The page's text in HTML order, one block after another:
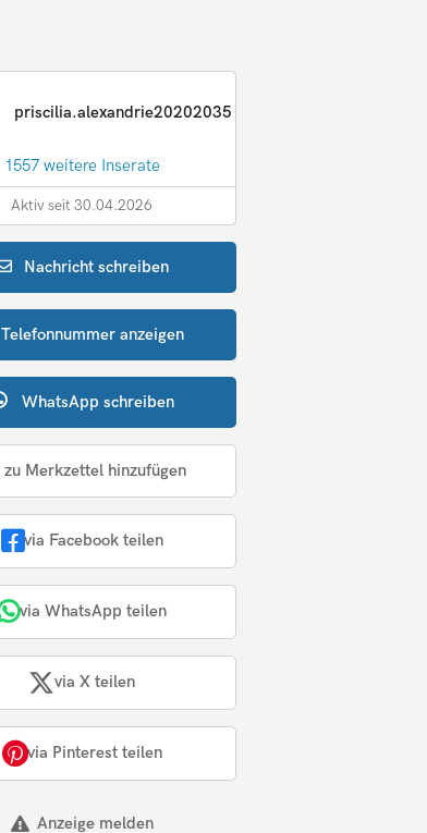
priscilia.alexandrie20202035
1557 weitere Inserate
Aktiv seit 30.04.2026
Nachrichtschreiben
Telefonnummer anzeigen
WhatsApp schreiben
zu Merkzettel hinzufügen
via Facebook teilen
via WhatsApp teilen
via X teilen
via Pinterest teilen
Anzeige melden